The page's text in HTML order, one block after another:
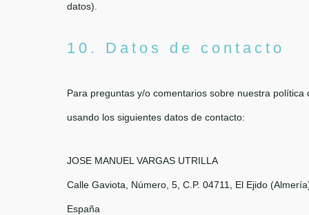
datos).
10. Datos de contacto
Para preguntas y/o comentarios sobre nuestra
usando los siguientes datos de contacto:
JOSE MANUEL VARGAS UTRILLA
Calle Gaviota, Número, 5, C.P. 04711, El Ejido
España